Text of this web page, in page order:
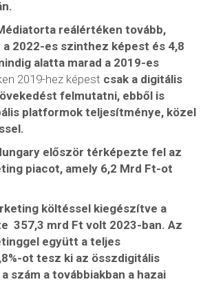
reálértéken tovább,
a 2022-es szinthez képest és 4,8
alatta marad a 2019-es
2019-hez képest csak a digitális
felmutatni, ebből is
platformok teljesítménye, közel
először térképezte fel az
piacot, amely 6,2 Mrd Ft-ot
költéssel kiegészítve a
357,3 mrd Ft volt 2023-ban. Az
együtt a teljes
ot tesz ki az összdigitális
szám a továbbiakban a hazai